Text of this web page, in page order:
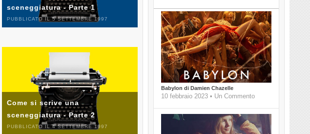
Babylon di Damien Chazelle
10 febbraio 2023 • Un Commento
sceneggiatura - Parte 1
PUBBLICATO IL 5 SETTEMBRE 1997
Come si scrive una
sceneggiatura - Parte 2
PUBBLICATO IL 4 SETTEMBRE 1997